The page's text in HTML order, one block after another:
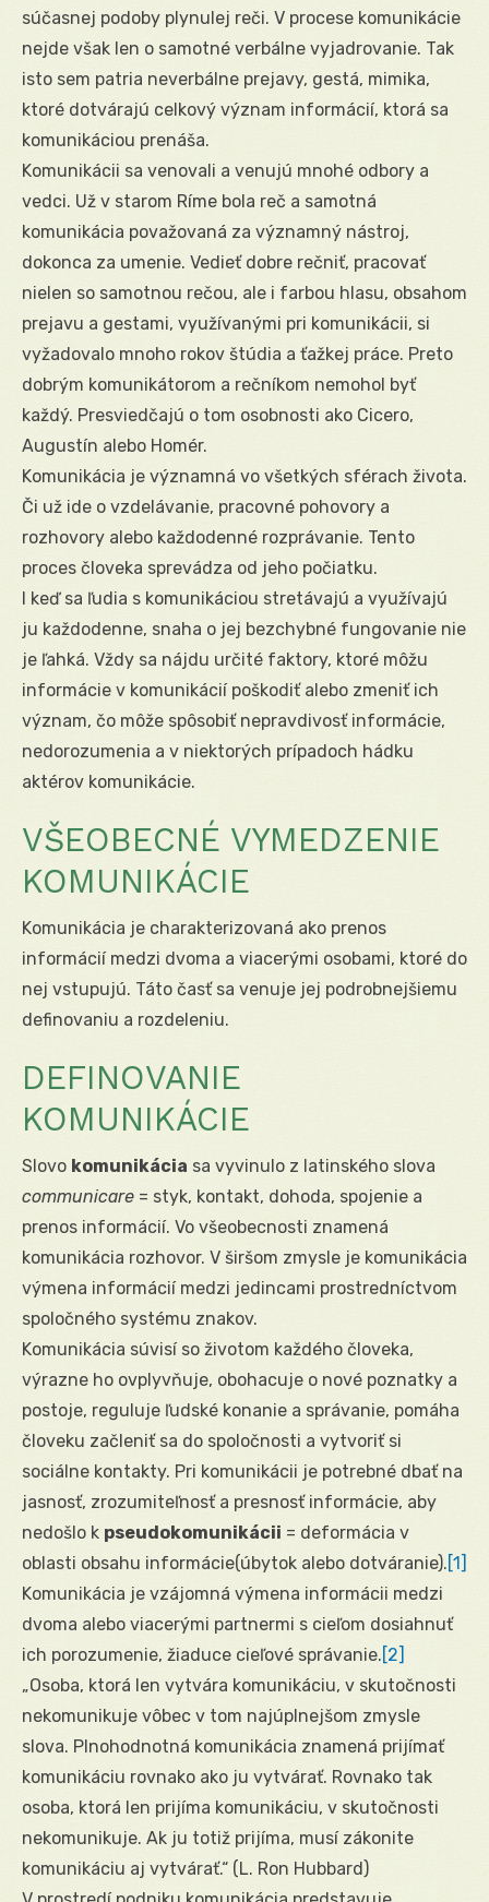
súčasnej podoby plynulej reči. V procese komunikácie
nejde však len o samotné verbálne vyjadrovanie. Tak
isto sem patria neverbálne prejavy, gestá, mimika,
ktoré dotvárajú celkový význam informácií, ktorá sa
komunikáciou prenáša.
Komunikácii sa venovali a venujú mnohé odbory a
vedci. Už v starom Ríme bola reč a samotná
komunikácia považovaná za významný nástroj,
dokonca za umenie. Vedieť dobre rečniť, pracovať
nielen so samotnou rečou, ale i farbou hlasu, obsahom
prejavu a gestami, využívanými pri komunikácii, si
vyžadovalo mnoho rokov štúdia a ťažkej práce. Preto
dobrým komunikátorom a rečníkom nemohol byť
každý. Presviedčajú o tom osobnosti ako Cicero,
Augustín alebo Homér.
Komunikácia je významná vo všetkých sférach života.
Či už ide o vzdelávanie, pracovné pohovory a
rozhovory alebo každodenné rozprávanie. Tento
proces človeka sprevádza od jeho počiatku.
I keď sa ľudia s komunikáciou stretávajú a využívajú
ju každodenne, snaha o jej bezchybné fungovanie nie
je ľahká. Vždy sa nájdu určité faktory, ktoré môžu
informácie v komunikácií poškodiť alebo zmeniť ich
význam, čo môže spôsobiť nepravdivosť informácie,
nedorozumenia a v niektorých prípadoch hádku
aktérov komunikácie.
VŠEOBECNÉ VYMEDZENIE
KOMUNIKÁCIE
Komunikácia je charakterizovaná ako prenos
informácií medzi dvoma a viacerými osobami, ktoré do
nej vstupujú. Táto časť sa venuje jej podrobnejšiemu
definovaniu a rozdeleniu.
DEFINOVANIE
KOMUNIKÁCIE
Slovo komunikácia sa vyvinulo z latinského slova
communicare = styk, kontakt, dohoda, spojenie a
prenos informácií. Vo všeobecnosti znamená
komunikácia rozhovor. V širšom zmysle je komunikácia
výmena informácií medzi jedincami prostredníctvom
spoločného systému znakov.
Komunikácia súvisí so životom každého človeka,
výrazne ho ovplyvňuje, obohacuje o nové poznatky a
postoje, reguluje ľudské konanie a správanie, pomáha
človeku začleniť sa do spoločnosti a vytvoriť si
sociálne kontakty. Pri komunikácii je potrebné dbať na
jasnosť, zrozumiteľnosť a presnosť informácie, aby
nedošlo k pseudokomunikácii = deformácia v
oblasti obsahu informácie(úbytok alebo dotváranie). [1]
Komunikácia je vzájomná výmena informácii medzi
dvoma alebo viacerými partnermi s cieľom dosiahnuť
ich porozumenie, žiaduce cieľové správanie. [2]
„Osoba, ktorá len vytvára komunikáciu, v skutočnosti
nekomunikuje vôbec v tom najúplnejšom zmysle
slova. Plnohodnotná komunikácia znamená prijímať
komunikáciu rovnako ako ju vytvárať. Rovnako tak
osoba, ktorá len prijíma komunikáciu, v skutočnosti
nekomunikuje. Ak ju totiž prijíma, musí zákonite
komunikáciu aj vytvárať.“ (L. Ron Hubbard)